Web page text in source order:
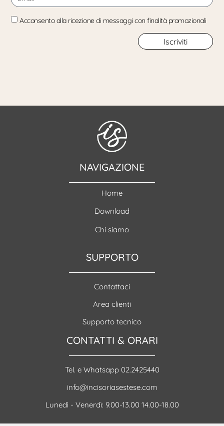
Acconsento alla ricezione di messaggi con finalità promozionali
Iscriviti
NAVIGAZIONE
Home
Download
Chi siamo
SUPPORTO
Contattaci
Area clienti
Supporto tecnico
CONTATTI & ORARI
Tel. e Whatsapp 02.2425440
info@incisoriasestese.com
Lunedì - Venerdì: 9.00-13.00 14.00-18.00